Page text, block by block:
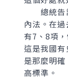
總統告訴
內法。在
有7、8項
這是我國
是那麼明
高標準。